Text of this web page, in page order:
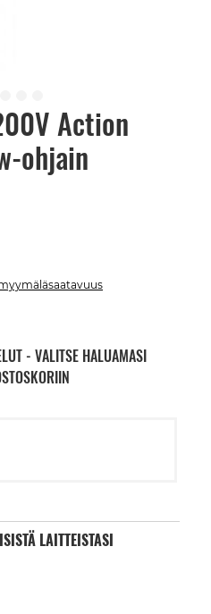
Action
ohjain
- VALITSE HALUAMASI
LAITTEISTASI